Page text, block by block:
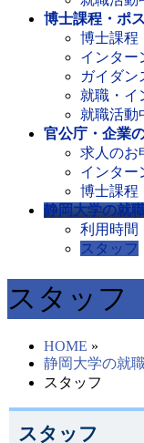
博士課程・ポ
博士課程
インター
ガイダン
就職・イ
就職活動
官公庁・企業
求人のお
インター
博士課程
静岡大学の就
利用時間
スタッフ
スタッフ
HOME »
静岡大学の就
スタッフ
スタッフ